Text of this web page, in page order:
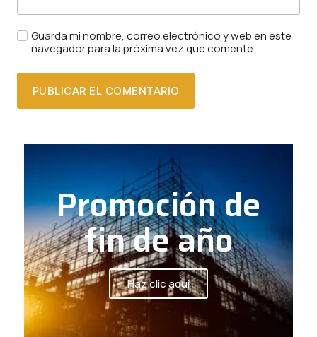
Guarda mi nombre, correo electrónico y web en este
navegador para la próxima vez que comente.
Promoción de
fin de año
Haz clic aquí